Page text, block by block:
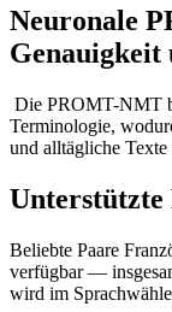
Neuronale
Genauigkeit
Die PROMT-NMT
Terminologie,
und alltägliche
Unterstützte
Beliebte Paare
verfügbar —
wird im